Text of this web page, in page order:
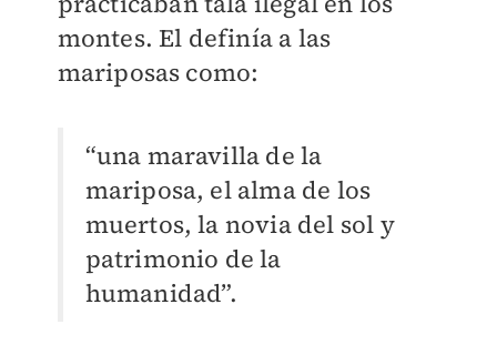
montes. El definía a las
mariposas como:
“una maravilla de la
mariposa, el alma de los
muertos, la novia del sol y
patrimonio de la
humanidad”.